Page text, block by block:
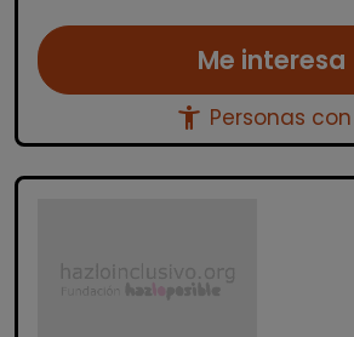
Me interesa
accessibility_new Personas